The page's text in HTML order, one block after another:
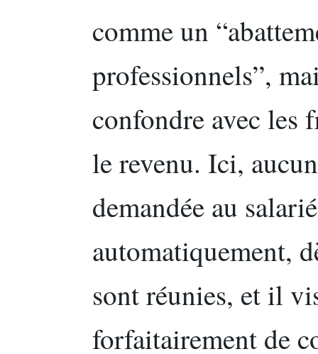
comme un
professionnels”,
confondre avec les
le revenu. Ici,
demandée au
automatiquement,
sont réunies, et il
forfaitairement de